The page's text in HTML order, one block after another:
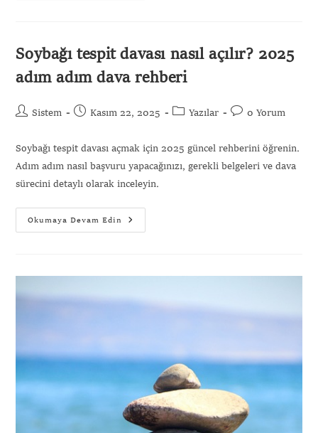
Soybağı tespit davası nasıl açılır? 2025
adım adım dava rehberi
Sistem Kasım 22, 2025 Yazılar 0 Yorum
Soybağı tespit davası açmak için 2025 güncel rehberini öğrenin.
Adım adım nasıl başvuru yapacağınızı, gerekli belgeleri ve dava
sürecini detaylı olarak inceleyin.
Okumaya Devam Edin